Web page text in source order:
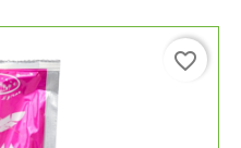
favorite_border